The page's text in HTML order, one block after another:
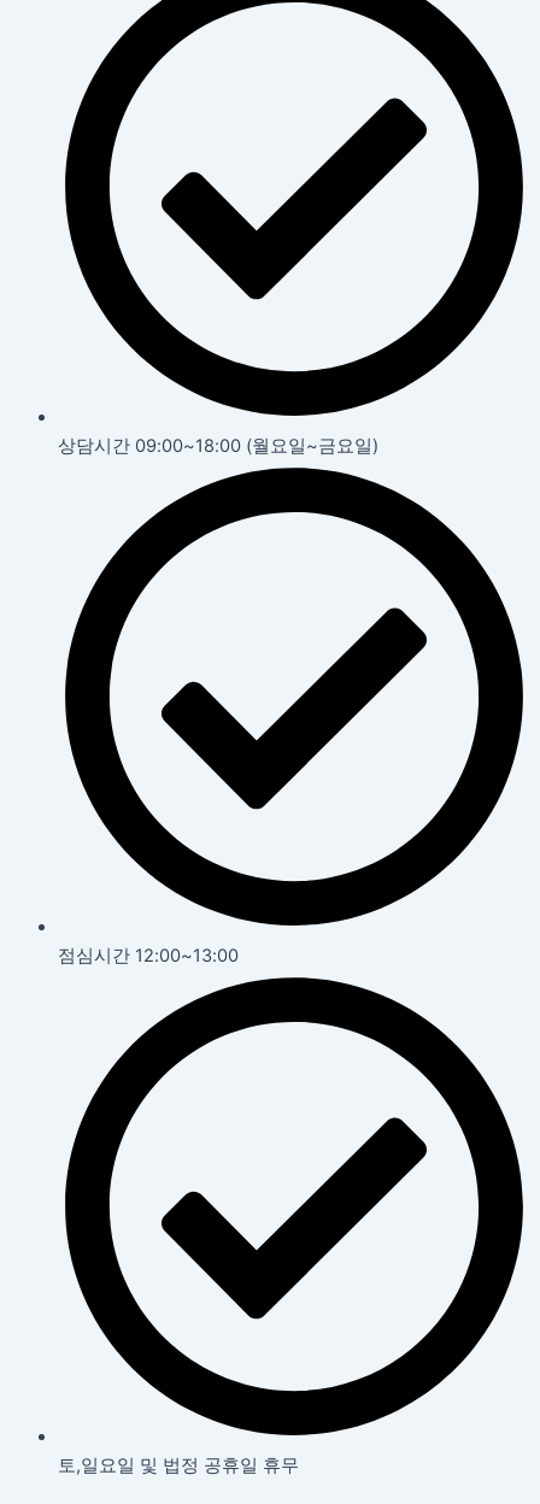
상담시간 09:00~18:00 (월요일~금요일)
점심시간 12:00~13:00
토,일요일 및 법정 공휴일 휴무